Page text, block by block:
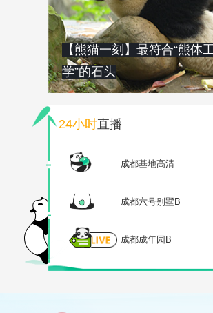
【熊猫一刻】最符合“熊体
学”的石头
24小时直播
成都基地高清
成都六号别墅B
成都成年园B